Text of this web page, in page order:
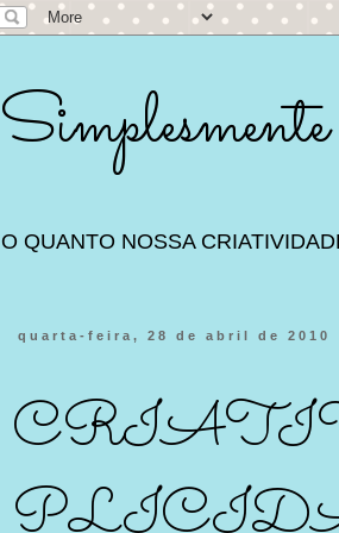
O QUANTO NOSSA
quarta-feira, 28 de abril de 2010